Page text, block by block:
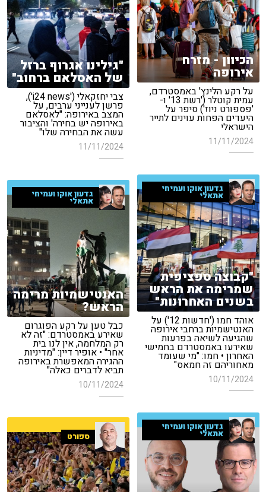
הכיוון - מזרח
אירופה
על רקע הלינץ' באמסטרדם,
עמית קוטלר ('רשת 13' ו-
'פספורט ניוז') סיפר על
היעדים הפחות עוינים לתייר
הישראלי
11/11/2024
"גילינו אגרוף ברזל
של האסלאם ברחוב"
צבי יחזקאלי ('i24 news'),
פרשן לענייני ערבים, על
המצב באירופה: "לאסלאם
באירופה יש בחירה' והציבור
עשה את הבחירה שלו"
11/11/2024
גדעון אוקו ועמיחי
אתאלי
"קבוצה ספציפית
שמרימה את הראש
בשנים האחרונות"
אוהד חמו ('חדשות 12') על
האנטישמיות ברחבי אירופה
שהגיעה לשיאה בפרעות
שאירעו באמסטרדם בחמישי
האחרון • חמו: "מי שעומד
מאחוריהם זה חמאס"
10/11/2024
גדעון אוקו ועמיחי
אתאלי
האנטישמיות מרימה
הראש?
כבל טען על רקע הפוגרום
שאירע באמסטרדם: "זה לא
רק המלחמה, אין לנו בית
אחר" • אופיר דיין: "מדיניות
ההגירה המאפשרת באירופה
תביא לדברים כאלה"
10/11/2024
גדעון אוקו ועמיחי
אתאלי ספורט